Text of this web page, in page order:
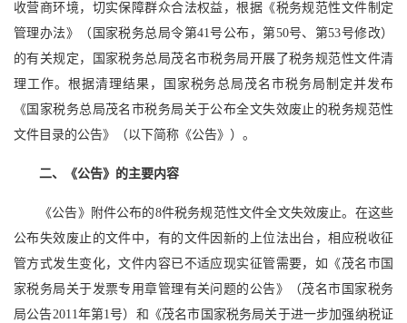
收营商环境，切实保障群众合法权益，根据《税务规范性文件制定
管理办法》（国家税务总局令第41号公布，第50号、第53号修改）
的有关规定，国家税务总局茂名市税务局开展了税务规范性文件清
理工作。根据清理结果，国家税务总局茂名市税务局制定并发布
《国家税务总局茂名市税务局关于公布全文失效废止的税务规范性
文件目录的公告》（以下简称《公告》）。
二、《公告》的主要内容
《公告》附件公布的8件税务规范性文件全文失效废止。在这些
公布失效废止的文件中，有的文件因新的上位法出台，相应税收征
管方式发生变化，文件内容已不适应现实征管需要，如《茂名市国
家税务局关于发票专用章管理有关问题的公告》（茂名市国家税务
局公告2011年第1号）和《茂名市国家税务局关于进一步加强纳税证